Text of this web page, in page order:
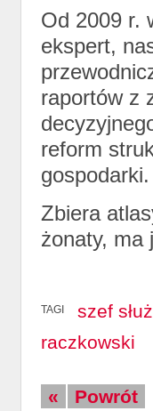
Od 2009 r.
ekspert,
raportów z
reform
gospodarki.
Zbiera
żonaty, ma
TAGI
szef
raczkowski
« Powrót